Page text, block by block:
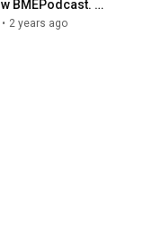
BMEPodcast.
i Maciej
• 2 years ago